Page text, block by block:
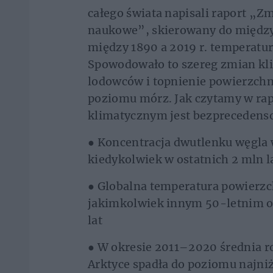
całego świata napisali raport
naukowe”, skierowany do
między 1890 a 2019 r.
Spowodowało to szereg zmian
lodowców i topnienie
poziomu mórz. Jak czytamy w
klimatycznym jest
● Koncentracja dwutlenku węgla
kiedykolwiek w ostatnich 2 mln
● Globalna temperatura
jakimkolwiek innym 50-letnim
lat
● W okresie 2011–2020 średnia
Arktyce spadła do poziomu